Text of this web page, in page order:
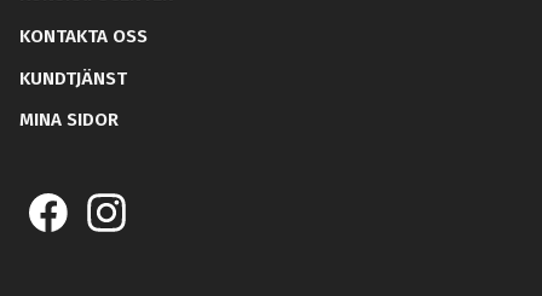
KONTAKTA OSS
KUNDTJÄNST
MINA SIDOR